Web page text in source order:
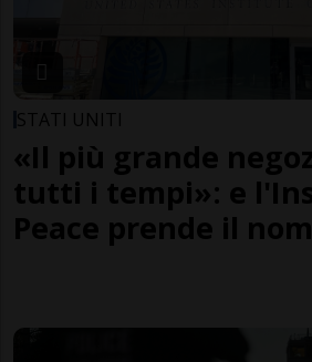
STATI UNITI
«Il più grande
tutti i tempi»: e
Peace prende il